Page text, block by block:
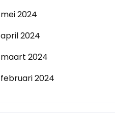
mei 2024
april 2024
maart 2024
februari 2024